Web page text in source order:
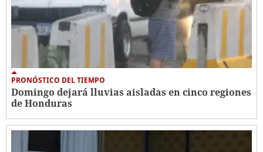
PRONÓSTICO DEL TIEMPO
Domingo dejará lluvias aisladas en cinco regiones
de Honduras